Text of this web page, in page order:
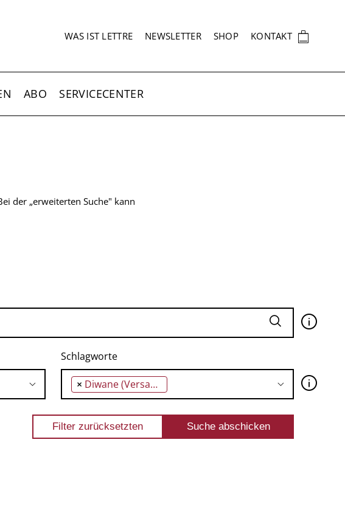
SEKUNDÄRNAVIGATION
WAS IST LETTRE NEWSLETTER SHOP KONTAKT 🛍
ABO SERVICECENTER
der „erweiterten Suche" kann
🛈
Schlagworte
× Diwane (Versammlungsorte) 🛈